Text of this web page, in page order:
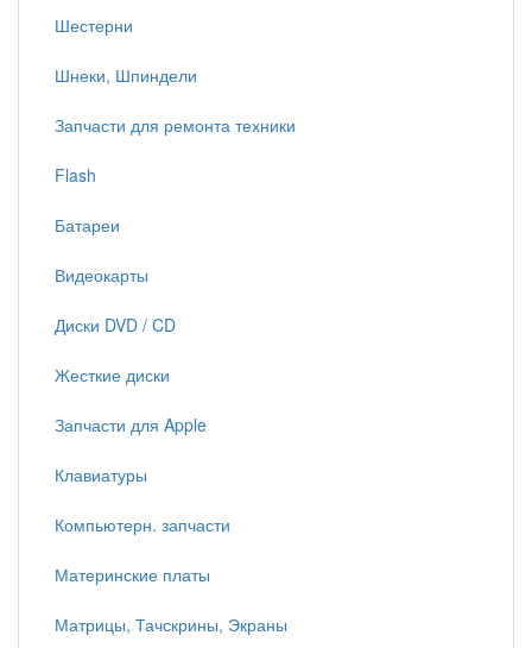
Шестерни
Шнеки, Шпиндели
Запчасти для ремонта техники
Flash
Батареи
Видеокарты
Диски DVD / CD
Жесткие диски
Запчасти для Apple
Клавиатуры
Компьютерн. запчасти
Материнские платы
Матрицы, Тачскрины, Экраны